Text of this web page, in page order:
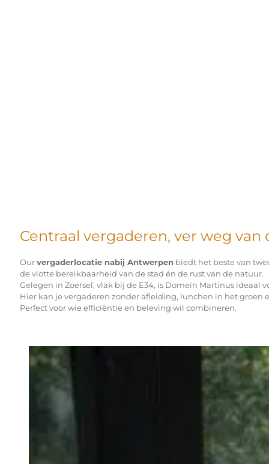
Centraal vergaderen, ver weg van
Ourvergaderlocatie nabij Antwerpen biedt het beste van
de vlotte bereikbaarheid van de stad én de rust van de natuur.
Gelegen in Zoersel, vlak bij de E34, is Domein Martinus
Hier kan je vergaderen zonder afleiding, lunchen in het groen
Perfect voor wie efficiëntie en beleving wil combineren.